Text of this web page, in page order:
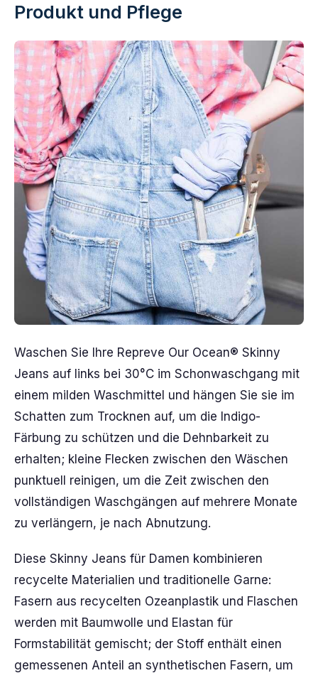
Produkt und Pflege
Waschen Sie Ihre Repreve Our Ocean® Skinny
Jeans auf links bei 30°C im Schonwaschgang mit
einem milden Waschmittel und hängen Sie sie im
Schatten zum Trocknen auf, um die Indigo-
Färbung zu schützen und die Dehnbarkeit zu
erhalten; kleine Flecken zwischen den Wäschen
punktuell reinigen, um die Zeit zwischen den
vollständigen Waschgängen auf mehrere Monate
zu verlängern, je nach Abnutzung.
Diese Skinny Jeans für Damen kombinieren
recycelte Materialien und traditionelle Garne:
Fasern aus recycelten Ozeanplastik und Flaschen
werden mit Baumwolle und Elastan für
Formstabilität gemischt; der Stoff enthält einen
gemessenen Anteil an synthetischen Fasern, um